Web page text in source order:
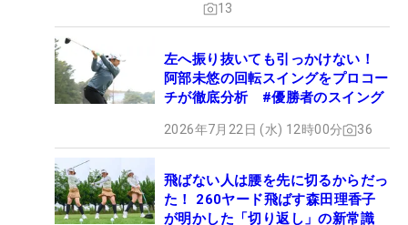
13
左へ振り抜いても引っかけない！
阿部未悠の回転スイングをプロコー
チが徹底分析 #優勝者のスイング
2026年7月22日 (水) 12時00分 36
飛ばない人は腰を先に切るからだっ
た！ 260ヤード飛ばす森田理香子
が明かした「切り返し」の新常識